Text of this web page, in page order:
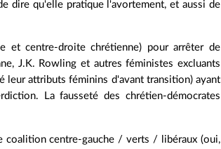
dire qu'elle pratique l'avortement, et aussi de
et centre-droite chrétienne) pour arrêter de
J.K. Rowling et autres féministes excluants
leur attributs féminins d'avant transition) ayant
La fausseté des chrétien-démocrates
coalition centre-gauche / verts / libéraux (oui,